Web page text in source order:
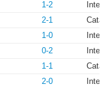
1-2
2-1
1-0
0-2
1-1
2-0